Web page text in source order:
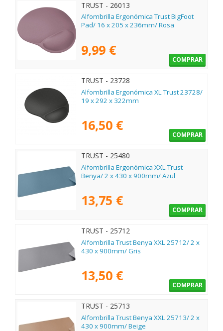
TRUST - 26013
Alfombrilla Ergonómica Trust BigFoot
Pad/ 16 x 205 x 236mm/ Rosa
9,99 €
COMPRAR
TRUST - 23728
Alfombrilla Ergonómica XL Trust 23728/
19 x 292 x 322mm
16,50 €
COMPRAR
TRUST - 25480
Alfombrilla Ergonómica XXL Trust
Benya/ 2 x 430 x 900mm/ Azul
13,75 €
COMPRAR
TRUST - 25712
Alfombrilla Trust Benya XXL 25712/ 2 x
430 x 900mm/ Gris
13,50 €
COMPRAR
TRUST - 25713
Alfombrilla Trust Benya XXL 25713/ 2 x
430 x 900mm/ Beige